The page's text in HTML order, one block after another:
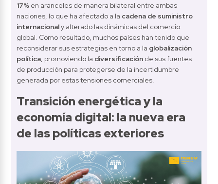
17% en aranceles de manera bilateral entre ambas
naciones, lo que ha afectado a la cadena de suministro
internacional y alterado las dinámicas del comercio
global. Como resultado, muchos países han tenido que
reconsiderar sus estrategias en torno a la globalización
política, promoviendo la diversificación de sus fuentes
de producción para protegerse de la incertidumbre
generada por estas tensiones comerciales.
Transición energética y la
economía digital: la nueva era
de las políticas exteriores